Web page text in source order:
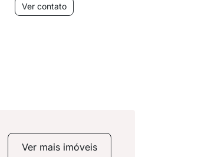
Ver contato
Ver mais imóveis